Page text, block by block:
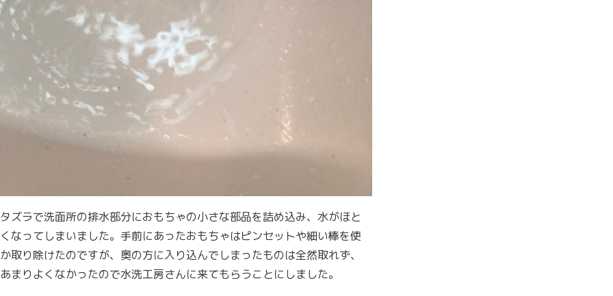
ズラで洗面所の排水部分におもちゃの小さな部品を詰め込み、水がほと
なってしまいました。手前にあったおもちゃはピンセットや細い棒を使
取り除けたのですが、奥の方に入り込んでしまったものは全然取れず、
まりよくなかったので水洗工房さんに来てもらうことにしました。